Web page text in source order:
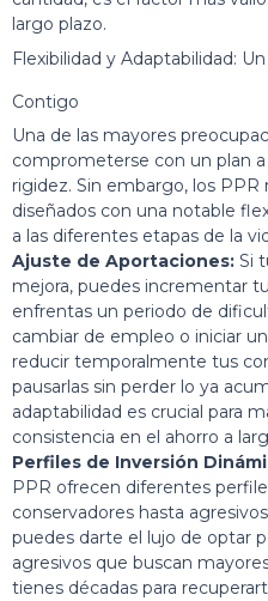
largo plazo.
Flexibilidad y Adaptabilidad:
Contigo
Una de las mayores
comprometerse con un plan a
rigidez. Sin embargo, los
diseñados con una notable
a las diferentes etapas de la
Ajuste de Aportaciones: Si
mejora, puedes incrementar
enfrentas un periodo de
cambiar de empleo o iniciar
reducir temporalmente tus
pausarlas sin perder lo ya
adaptabilidad es crucial para
consistencia en el ahorro a
Perfiles de Inversión
PPR ofrecen diferentes
conservadores hasta
puedes darte el lujo de optar
agresivos que buscan
tienes décadas para